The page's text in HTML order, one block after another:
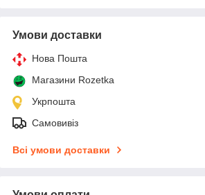
Умови доставки
Нова Пошта
Магазини Rozetka
Укрпошта
Самовивіз
Всі умови доставки